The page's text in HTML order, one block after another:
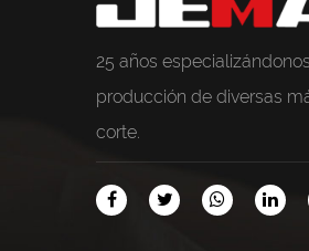
25 años
producción de diversas
corte.